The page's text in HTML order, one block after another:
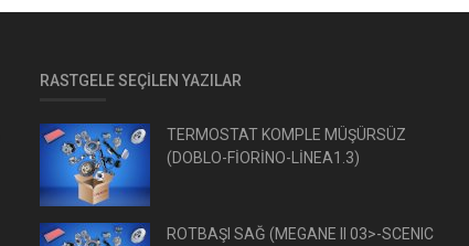
RASTGELE SEÇILEN YAZILAR
TERMOSTAT KOMPLE MÜŞÜRSÜZ
(DOBLO-FİORİNO-LİNEA1.3)
ROTBAŞI SAĞ (MEGANE II 03>-SCENIC